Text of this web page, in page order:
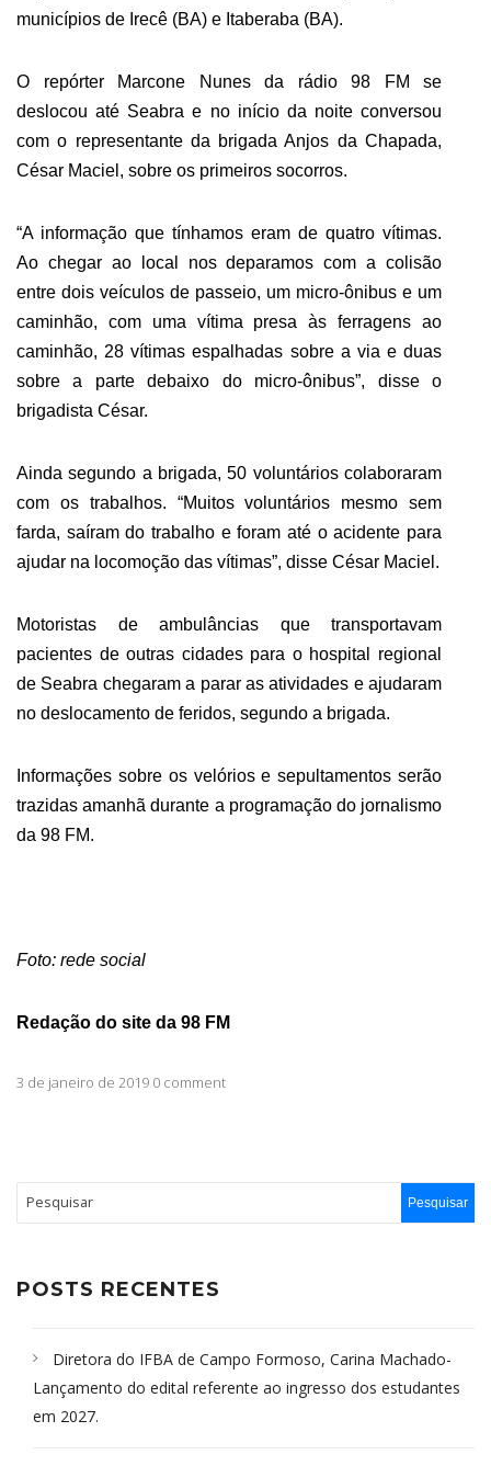
municípios de Irecê (BA) e Itaberaba (BA).
O repórter Marcone Nunes da rádio 98 FM se
deslocou até Seabra e no início da noite conversou
com o representante da brigada Anjos da Chapada,
César Maciel, sobre os primeiros socorros.
“A informação que tínhamos eram de quatro vítimas.
Ao chegar ao local nos deparamos com a colisão
entre dois veículos de passeio, um micro-ônibus e um
caminhão, com uma vítima presa às ferragens ao
caminhão, 28 vítimas espalhadas sobre a via e duas
sobre a parte debaixo do micro-ônibus”, disse o
brigadista César.
Ainda segundo a brigada, 50 voluntários colaboraram
com os trabalhos. “Muitos voluntários mesmo sem
farda, saíram do trabalho e foram até o acidente para
ajudar na locomoção das vítimas”, disse César Maciel.
Motoristas de ambulâncias que transportavam
pacientes de outras cidades para o hospital regional
de Seabra chegaram a parar as atividades e ajudaram
no deslocamento de feridos, segundo a brigada.
Informações sobre os velórios e sepultamentos serão
trazidas amanhã durante a programação do jornalismo
da 98 FM.
Foto: rede social
Redação do site da 98 FM
3 de janeiro de 2019 0 comment
POSTS RECENTES
Diretora do IFBA de Campo Formoso, Carina Machado-
Lançamento do edital referente ao ingresso dos estudantes
em 2027.